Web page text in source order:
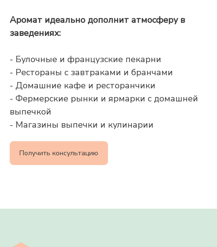
Аромат идеально дополнит атмосферу в
заведениях:
- Булочные и французские пекарни
- Рестораны с завтраками и бранчами
- Домашние кафе и ресторанчики
- Фермерские рынки и ярмарки с домашней
выпечкой
- Магазины выпечки и кулинарии
Получить консультацию
8 800 500 79 01
info@aromacommunication.ru
Ароматы
Звонок бесплатный по РФ